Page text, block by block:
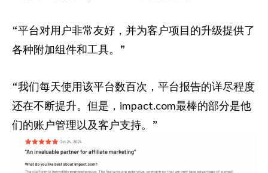
“平台对用户非常友好，并为客户项目的升级提供了
各种附加组件和工具。”
“我们每天使用该平台数百次，平台报告的详尽程度
还在不断提升。但是，impact.com最棒的部分是他
们的账户管理以及客户支持。”